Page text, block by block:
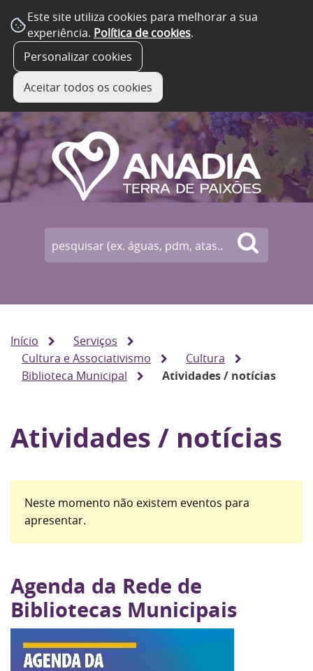
Este site utiliza cookies para melhorar a sua
experiência. Política de cookies.
Personalizar cookies
Aceitar todos os cookies
Início
Serviços
Cultura e Associativismo
Cultura
Biblioteca Municipal
Atividades / notícias
Atividades / notícias
Neste momento não existem eventos para
apresentar.
Agenda da Rede de
Bibliotecas Municipais